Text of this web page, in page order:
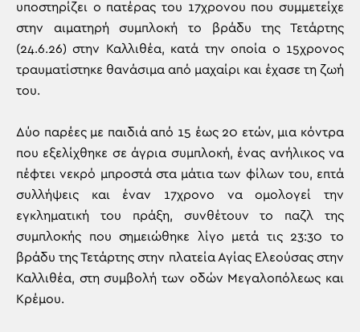
υποστηρίζει ο πατέρας του 17χρονου που συμμετείχε
στην αιματηρή συμπλοκή το βράδυ της Τετάρτης
(24.6.26) στην Καλλιθέα, κατά την οποία ο 15χρονος
τραυματίστηκε θανάσιμα από μαχαίρι και έχασε τη ζωή
του.
Δύο παρέες με παιδιά από 15 έως 20 ετών, μια κόντρα
που εξελίχθηκε σε άγρια συμπλοκή, ένας ανήλικος να
πέφτει νεκρό μπροστά στα μάτια των φίλων του, επτά
συλλήψεις και έναν 17χρονο να ομολογεί την
εγκληματική του πράξη, συνθέτουν το παζλ της
συμπλοκής που σημειώθηκε λίγο μετά τις 23:30 το
βράδυ της Τετάρτης στην πλατεία Αγίας Ελεούσας στην
Καλλιθέα, στη συμβολή των οδών Μεγαλοπόλεως και
Κρέμου.